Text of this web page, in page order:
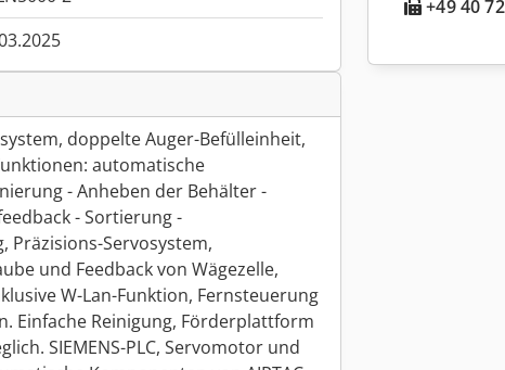
doppelte Auger-Befülleinheit,
automatische
- Anheben der Behälter -
- Sortierung -
Präzisions-Servosystem,
und Feedback von Wägezelle,
W-Lan-Funktion, Fernsteuerung
Einfache Reinigung, Förderplattform
SIEMENS-PLC, Servomotor und
+49 40